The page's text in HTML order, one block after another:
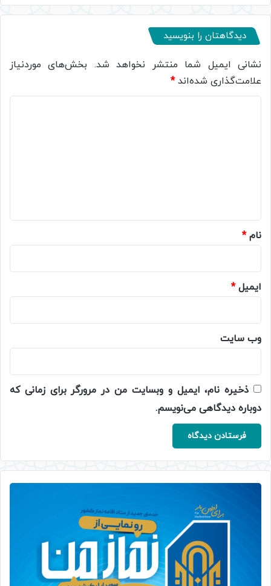
دیدگاهتان را بنویسید
نشانی ایمیل شما منتشر نخواهد شد. بخش‌های موردنیاز
علامت‌گذاری شده‌اند*
نام*
ایمیل*
وب‌ سایت
ذخیره نام، ایمیل و وبسایت من در مرورگر برای زمانی که
دوباره دیدگاهی می‌نویسم.